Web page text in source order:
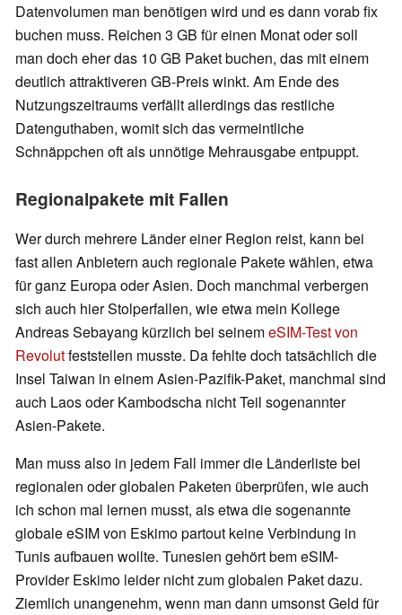
Datenvolumen man benötigen wird und es dann vorab fix
buchen muss. Reichen 3 GB für einen Monat oder soll
man doch eher das 10 GB Paket buchen, das mit einem
deutlich attraktiveren GB-Preis winkt. Am Ende des
Nutzungszeitraums verfällt allerdings das restliche
Datenguthaben, womit sich das vermeintliche
Schnäppchen oft als unnötige Mehrausgabe entpuppt.
Regionalpakete mit Fallen
Wer durch mehrere Länder einer Region reist, kann bei
fast allen Anbietern auch regionale Pakete wählen, etwa
für ganz Europa oder Asien. Doch manchmal verbergen
sich auch hier Stolperfallen, wie etwa mein Kollege
Andreas Sebayang kürzlich bei seinemeSIM-Test von
Revolutfeststellen musste. Da fehlte doch tatsächlich die
Insel Taiwan in einem Asien-Pazifik-Paket, manchmal sind
auch Laos oder Kambodscha nicht Teil sogenannter
Asien-Pakete.
Man muss also in jedem Fall immer die Länderliste bei
regionalen oder globalen Paketen überprüfen, wie auch
ich schon mal lernen musst, als etwa die sogenannte
globale eSIM von Eskimo partout keine Verbindung in
Tunis aufbauen wollte. Tunesien gehört bem eSIM-
Provider Eskimo leider nicht zum globalen Paket dazu.
Ziemlich unangenehm, wenn man dann umsonst Geld für